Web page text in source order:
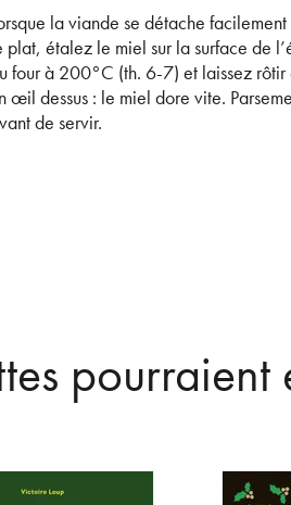
la viande se détache
plat, étalez le miel sur la surface de
four à 200°C (th. 6-7) et laissez
œil dessus : le miel dore vite.
de servir.